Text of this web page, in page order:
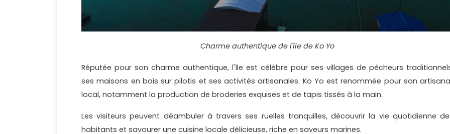
Charme authentique de l'île de Ko Yo
Réputée pour son charme authentique, l'île est célèbre pour ses villages de pêcheurs
ses maisons en bois sur pilotis et ses activités artisanales. Ko Yo est renommée pour son
local, notamment la production de broderies exquises et de tapis tissés à la main.
Les visiteurs peuvent déambuler à travers ses ruelles tranquilles, découvrir la vie quotidienne
habitants et savourer une cuisine locale délicieuse, riche en saveurs marines.